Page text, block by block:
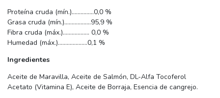
Proteína cruda (mín.)……………0,0 %
Grasa cruda (mín.)………………95,9 %
Fibra cruda (máx.)……………… 0,0 %
Humedad (máx.)………………..0,1 %
Ingredientes
Aceite de Maravilla, Aceite de Salmón, DL-Alfa Tocoferol
Acetato (Vitamina E), Aceite de Borraja, Esencia de cangrejo.